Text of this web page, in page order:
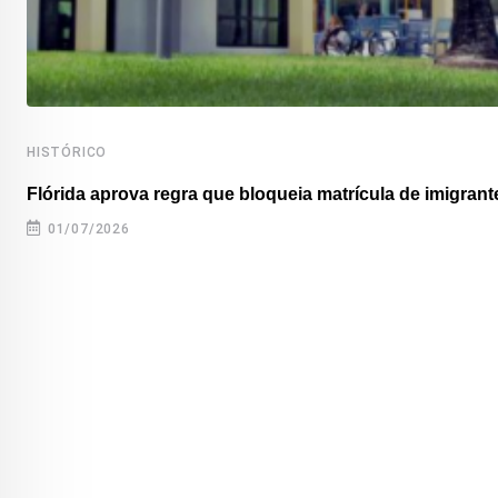
HISTÓRICO
Flórida aprova regra que bloqueia matrícula de
01/07/2026